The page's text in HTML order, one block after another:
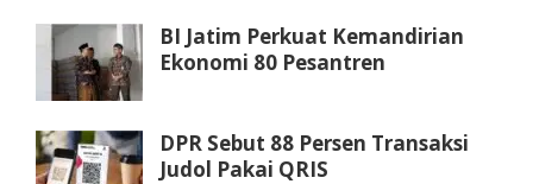
BI Jatim Perkuat Kemandirian
Ekonomi 80 Pesantren
DPR Sebut 88 Persen Transaksi
Judol Pakai QRIS